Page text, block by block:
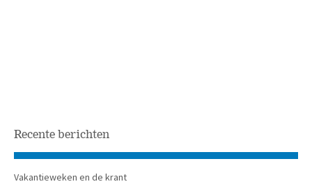
Recente berichten
Vakantieweken en de krant